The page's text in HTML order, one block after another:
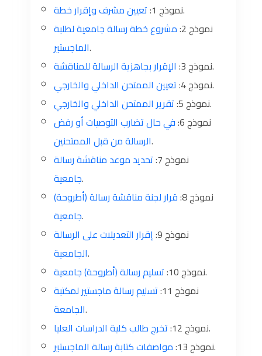
نموذج 1: تعيين مشرف وإقرار خطة
.
نموذج 2:
مشروع خطة رسالة جامعية لطلبة
الماجستير.
نموذج 3:
الإقرار بجاهزية الرسالة للمناقشة
.
نموذج 4:
تعيين الممتحن الداخلي والخارجي
.
نموذج 5:
تقرير الممتحن الداخلي والخارجي
.
نموذج 6:
في حال تضارب التوصيات أو رفض
الرسالة من قبل الممتحنين.
نموذج 7:
تحديد موعد مناقشة رسالة
جامعية.
نموذج 8:
قرار لجنة مناقشة رسالة (أطروحة)
جامعية.
نموذج 9:
إقرار التعديلات على الرسالة
الجامعية.
نموذج 10:
تسليم رسالة (أطروحة) جامعية
.
نموذج 11:
تسليم رسالة ماجستير لمكتبة
الجامعة.
نموذج 12:
تخرج طالب كلية الدراسات العليا
.
نموذج 13:
مواصفات كتابة رسالة الماجستير .